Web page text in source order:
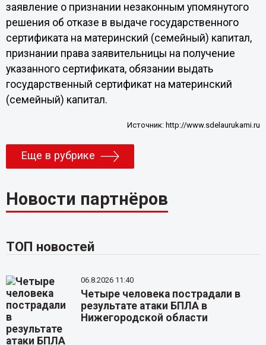
заявление о признании незаконным упомянутого
решения об отказе в выдаче государственного
сертификата на материнский (семейный) капитал,
признании права заявительницы на получение
указанного сертификата, обязании выдать
государственный сертификат на материнский
(семейный) капитал.
Источник: http://www.sdelaurukami.ru
Еще в рубрике
Новости партнёров
ТОП новостей
06.8.2026 11:40
Четыре человека пострадали в
результате атаки БПЛА в
Нижегородской области